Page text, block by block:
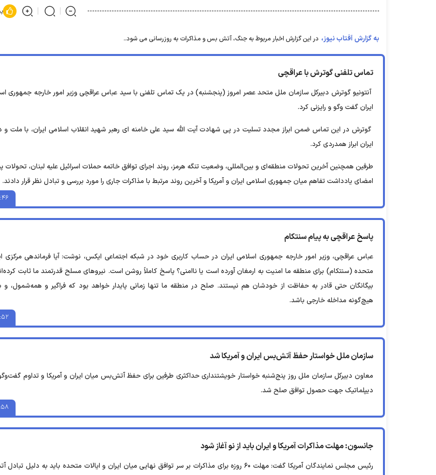
به گزارش آفتاب نیوز، در این گزارش اخبار مربوط به جنگ، آتش بس و مذاکرات به روزرسانی می شود..
تماس تلفنی گوترش با عراقچی
آنتونیو گوترش دبیرکل سازمان ملل متحد عصر امروز (پنجشنبه) در یک تماس تلفنی با سید عباس عراقچی وزیر امور خارجه جمهوری
ایران گفت وگو و رایزنی کرد.
گوترش در این تماس ضمن ابراز مجدد تسلیت در پی شهادت آیت الله سید علی خامنه ای رهبر شهید انقلاب اسلامی ایران، با ملت و
ایران ابراز همدردی کرد.
طرفین همچنین آخرین تحولات منطقه‌ای و بین‌المللی، وضعیت تنگه هرمز، روند اجرای توافق خاتمه حملات اسرائیل علیه لبنان، تحولات
امضای یادداشت تفاهم میان جمهوری اسلامی ایران و آمریکا و آخرین روند مرتبط با مذاکرات جاری را مورد بررسی و تبادل نظر قرار دادند.
پاسخ عراقچی به پیام سنتکام
عباس عراقچی، وزیر امور خارجه جمهوری اسلامی ایران در حساب کاربری خود در شبکه اجتماعی ایکس، نوشت: آیا فرماندهی مرکزی
متحده (سنتکام) برای منطقه ما امنیت به ارمغان آورده است یا ناامنی؟ پاسخ کاملاً روشن است. نیروهای مسلح قدرتمند ما ثابت
بیگانگان حتی قادر به حفاظت از خودشان هم نیستند. صلح در منطقه ما تنها زمانی پایدار خواهد بود که فراگیر و همه‌شمول، و
هیچ‌گونه مداخله خارجی باشد.
سازمان ملل خواستار حفظ آتش‌بس ایران و آمریکا شد
معاون دبیرکل سازمان ملل روز پنج‌شنبه خواستار خویشتنداری حداکثری طرفین برای حفظ آتش‌بس میان ایران و آمریکا و تداوم
دیپلماتیک جهت حصول توافق صلح شد.
جانسون: مهلت مذاکرات آمریکا و ایران باید از نو آغاز شود
رئیس مجلس نمایندگان آمریکا گفت: مهلت ۶۰ روزه برای مذاکرات بر سر توافق نهایی میان ایران و ایالات متحده باید به دلیل